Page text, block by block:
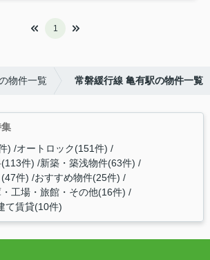
1
物件一覧 常磐緩行線 亀有駅の物件一覧
) オートロック(151件)
件) 新築・築浅物件(63件)
件) おすすめ物件(25件)
工場・旅館・その他(16件)
て賃貸(10件)